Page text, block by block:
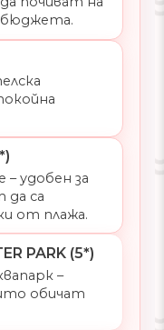
бюджета.
удобен за
да са
от плажа.
PARK (5*)
–
обичат